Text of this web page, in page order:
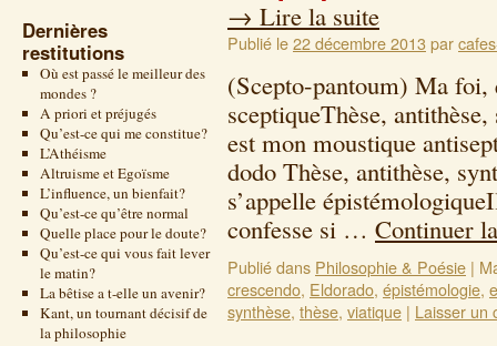
Dernières
restitutions
Où est passé le meilleur des
mondes ?
A priori et préjugés
Qu’est-ce qui me constitue?
L’Athéisme
Altruisme et Egoïsme
L’influence, un bienfait?
Qu’est-ce qu’être normal
Quelle place pour le doute?
Qu’est-ce qui vous fait lever
le matin?
La bêtise a t-elle un avenir?
Kant, un tournant décisif de
la philosophie
→ Lire la suite
Publié le22 décembre 2013par
(Scepto-pantoum) Ma foi,
sceptiqueThèse,
est mon moustique
dodo Thèse, antithèse,
s’appelle
confesse si … Continuer
Publié dans Philosophie & Poésie |
crescendo, Eldorado, épistémologie,
synthèse, thèse, viatique | Laisser un